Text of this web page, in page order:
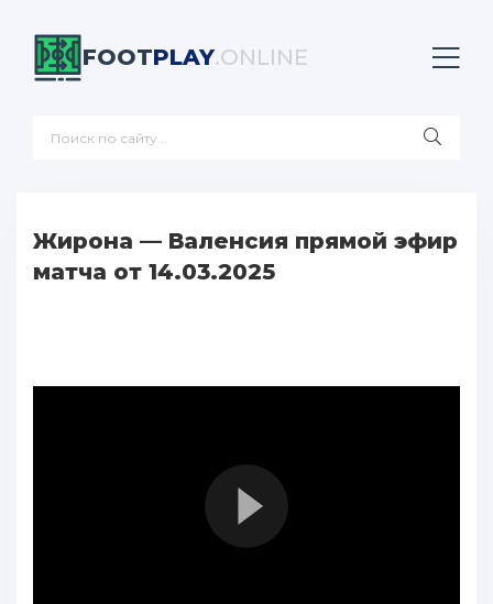
FOOTPLAY.ONLINE
Жирона — Валенсия прямой эфир
матча от 14.03.2025